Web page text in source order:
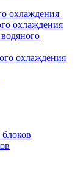
охлаждения
охлаждения
охлаждения